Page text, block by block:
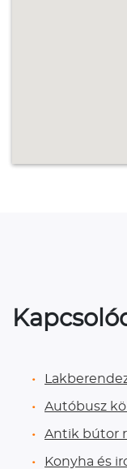
Autóbusz
Antik bútor
Konyha és